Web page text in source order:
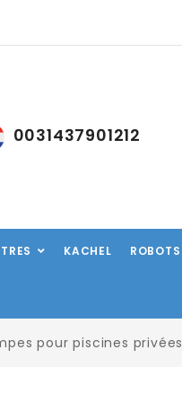
0031437901212
KACHEL ROBOTS
pour piscines privées